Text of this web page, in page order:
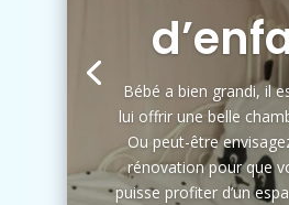
Bébé a bien grandi, il
lui offrir une belle
Ou peut-être
rénovation pour que
puisse profiter d’un